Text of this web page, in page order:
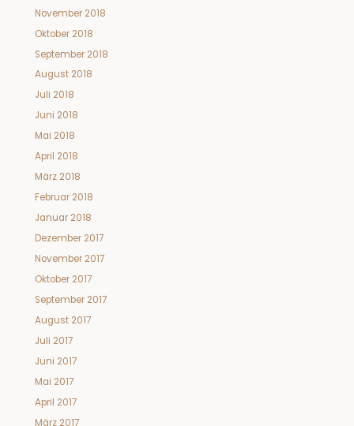
November 2018
Oktober 2018
September 2018
August 2018
Juli 2018
Juni 2018
Mai 2018
April 2018
März 2018
Februar 2018
Januar 2018
Dezember 2017
November 2017
Oktober 2017
September 2017
August 2017
Juli 2017
Juni 2017
Mai 2017
April 2017
März 2017